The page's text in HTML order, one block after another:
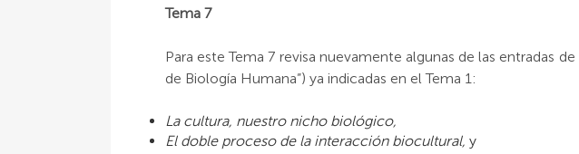
Tema 7
Para este Tema 7 revisa nuevamente algunas de las entradas
de Biología Humana”) ya indicadas en el Tema 1:
La cultura, nuestro nicho biológico,
El doble proceso de la interacción biocultural, y